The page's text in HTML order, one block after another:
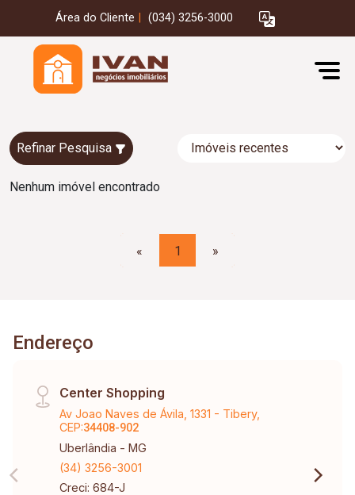
Área do Cliente (034) 3256-3000
Refinar Pesquisa
Nenhum imóvel encontrado
« 1 »
Endereço
Center Shopping
Av Joao Naves de Ávila, 1331 - Tibery,
CEP:34408-902
Uberlândia - MG
(34) 3256-3001
Creci: 684-J